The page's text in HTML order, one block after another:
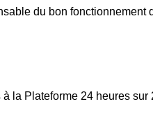
du bon
la Plateforme 24 heures